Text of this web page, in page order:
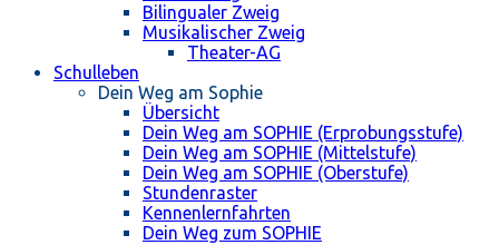
Bilingualer Zweig
Musikalischer Zweig
Theater-AG
Schulleben
Dein Weg am Sophie
Übersicht
Dein Weg am SOPHIE (Erprobungsstufe)
Dein Weg am SOPHIE (Mittelstufe)
Dein Weg am SOPHIE (Oberstufe)
Stundenraster
Kennenlernfahrten
Dein Weg zum SOPHIE